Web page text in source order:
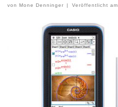
von Mone Denninger | Veröffentlicht am